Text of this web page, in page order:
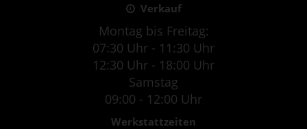
Verkauf
Montag bis Freitag:
07:30 Uhr - 11:30 Uhr
12:30 Uhr - 18:00 Uhr
Samstag
09:00 - 12:00 Uhr
Werkstattzeiten